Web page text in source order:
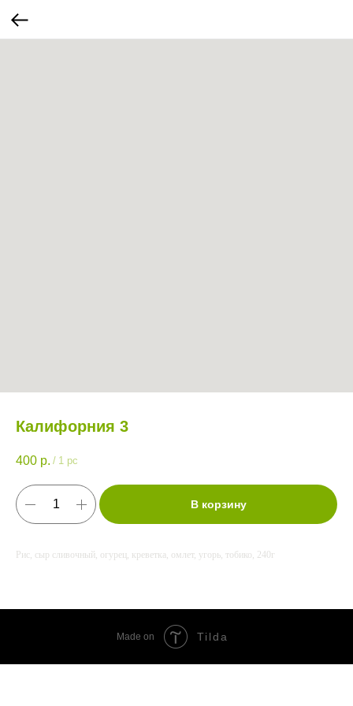
Калифорния 3
400 р. / 1 pc
В корзину
Рис, сыр сливочный, огурец, креветка, омлет, угорь, тобико, 240г
Made on Tilda